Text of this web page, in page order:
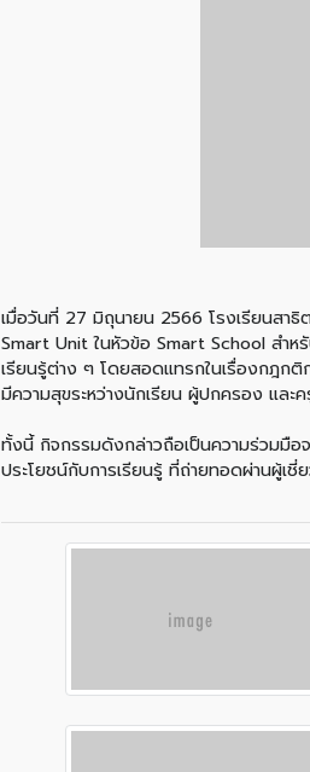
เมื่อวันที่ 27 มิถุนายน 2566 โรงเรียนสา
Smart Unit ในหัวข้อ Smart School สำ
เรียนรู้ต่าง ๆ โดยสอดแทรกในเรื่องกฎกติ
มีความสุขระหว่างนักเรียน ผู้ปกครอง และค
ทั้งนี้ กิจกรรมดังกล่าวถือเป็นความร่วมมือ
ประโยชน์กับการเรียนรู้ ที่ถ่ายทอดผ่านผู้เ